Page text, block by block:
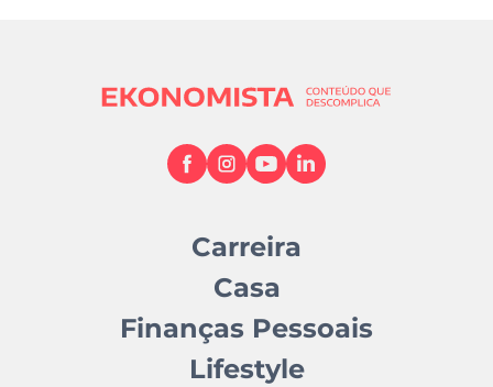
Carreira
Casa
Finanças Pessoais
Lifestyle